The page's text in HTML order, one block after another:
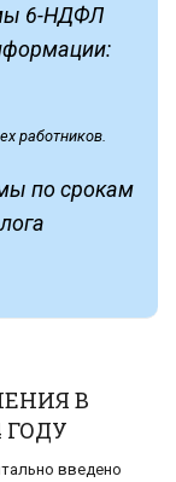
6-НДФЛ
работников.
по срокам
В
введено